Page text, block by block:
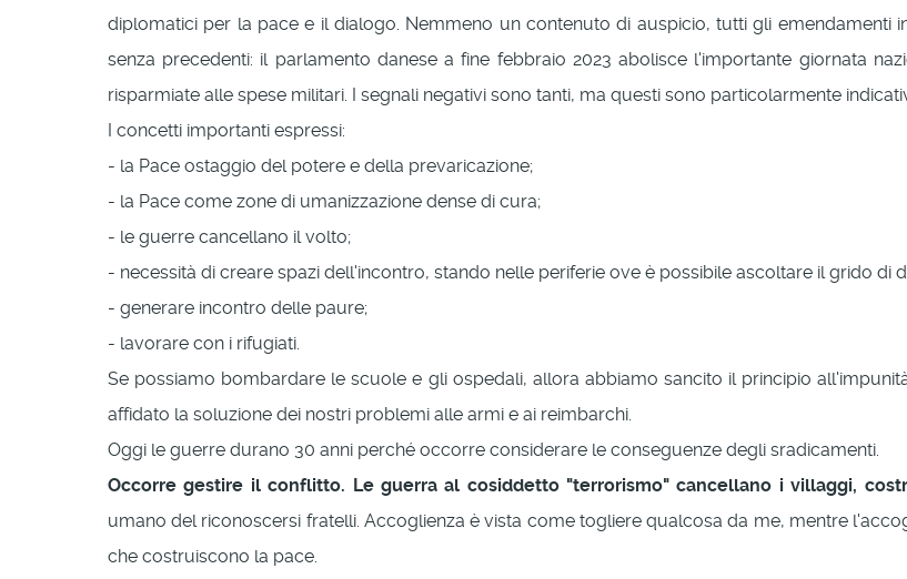
diplomatici per la pace e il dialogo. Nemmeno un contenuto di auspicio, tutti gli emendamenti
senza precedenti: il parlamento danese a fine febbraio 2023 abolisce l'importante giornata
risparmiate alle spese militari. I segnali negativi sono tanti, ma questi sono particolarmente
I concetti importanti espressi:
- la Pace ostaggio del potere e della prevaricazione;
- la Pace come zone di umanizzazione dense di cura;
- le guerre cancellano il volto;
- necessità di creare spazi dell'incontro, stando nelle periferie ove è possibile ascoltare il grido di
- generare incontro delle paure;
- lavorare con i rifugiati.
Se possiamo bombardare le scuole e gli ospedali, allora abbiamo sancito il principio
affidato la soluzione dei nostri problemi alle armi e ai reimbarchi.
Oggi le guerre durano 30 anni perché occorre considerare le conseguenze degli sradicamenti.
Occorre gestire il conflitto. Le guerra al cosiddetto "terrorismo" cancellano i villaggi,
umano del riconoscersi fratelli. Accoglienza è vista come togliere qualcosa da me, mentre
che costruiscono la pace.